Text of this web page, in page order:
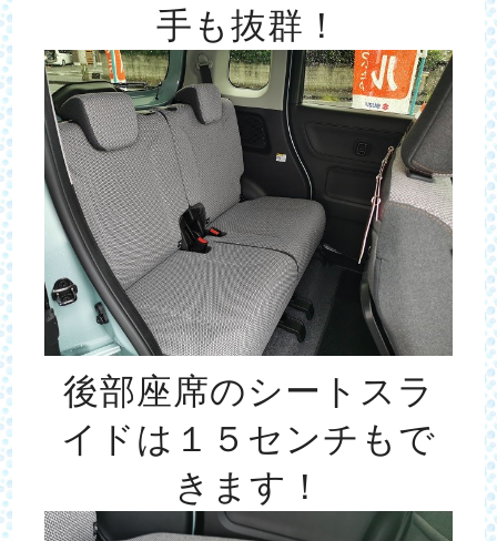
手も抜群！
後部座席のシートスラ
イドは１５センチもで
きます！